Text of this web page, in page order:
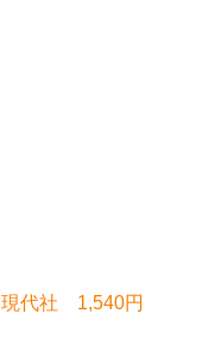
現代社 1,540円